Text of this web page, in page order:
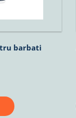
barbati